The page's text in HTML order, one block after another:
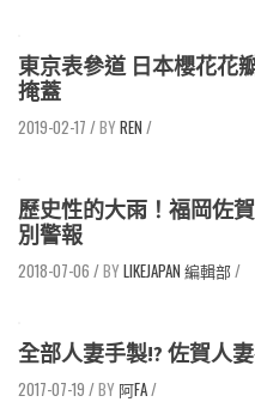
東京表參道 日本櫻花花
掩蓋
2019-02-17 / REN /
歷史性的大雨！福岡佐
別警報
2018-07-06 / LIKEJAPAN 編輯部/
全部人妻手製!? 佐賀人
2017-07-19 / 阿FA/